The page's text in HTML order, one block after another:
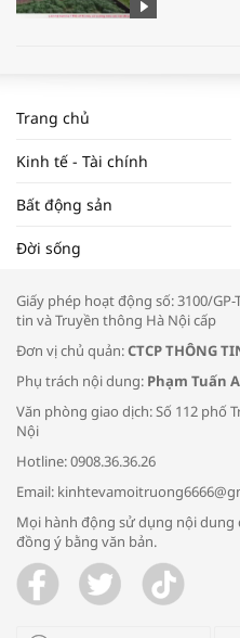
NAM
ĐẬP
Tọa
Bác sĩ
đường
Trao
Trang chủ
Kinh tế - Tài chính
Bất động sản
Đời sống
Giấy phép hoạt động số: 3100/
tin và Truyền thông Hà Nội cấp
Đơn vị chủ quản:CTCP THÔNG
Phụ trách nội dung: Phạm Tuấn
Văn phòng giao dịch: Số 112 phố
Nội
Hotline: 0908.36.36.26
Email:
Mọi hành động sử dụng nội
đồng ý bằng văn bản.